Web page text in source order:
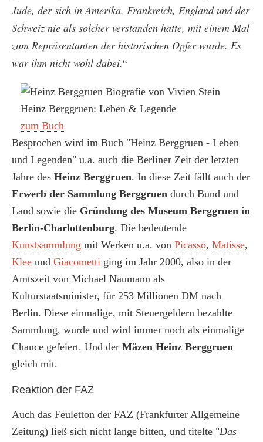
Jude, der sich in Amerika, Frankreich, England und der
Schweiz nie als solcher verstanden hatte, mit einem Mal
zum Repräsentanten der historischen Opfer wurde. Es
war ihm nicht wohl dabei.“
Heinz Berggruen: Leben & Legende
zum Buch
Besprochen wird im Buch "Heinz Berggruen - Leben
und Legenden" u.a. auch die Berliner Zeit der letzten
Jahre des Heinz Berggruen. In diese Zeit fällt auch der
Erwerb der Sammlung Berggruen durch Bund und
Land sowie die Gründung des Museum Berggruen in
Berlin-Charlottenburg. Die bedeutende
Kunstsammlung mit Werken u.a. von Picasso, Matisse,
Klee und Giacometti ging im Jahr 2000, also in der
Amtszeit von Michael Naumann als
Kulturstaatsminister, für 253 Millionen DM nach
Berlin. Diese einmalige, mit Steuergeldern bezahlte
Sammlung, wurde und wird immer noch als einmalige
Chance gefeiert. Und der Mäzen Heinz Berggruen
gleich mit.
Reaktion der FAZ
Auch das Feuletton der FAZ (Frankfurter Allgemeine
Zeitung) ließ sich nicht lange bitten, und titelte "Das